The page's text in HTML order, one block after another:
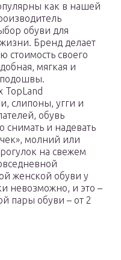
как в нашей
обуви для
Бренд делает
стоимость своего
мягкая и
подошвы.
TopLand
слипоны, угги и
обувь
снимать и надевать
молний или
на свежем
женской обуви у
невозможно, и это –
пары обуви – от 2